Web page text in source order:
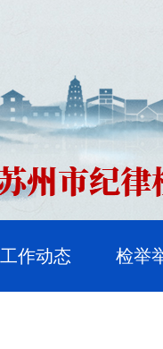
工作动态 检举